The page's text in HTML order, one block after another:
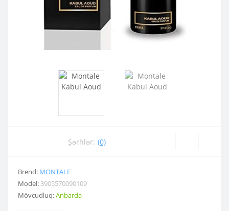
Şərhlər: (0)
Brend: MONTALE
Model: 3905570090109
Mövcudluq:Anbarda